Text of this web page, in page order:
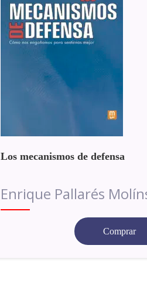
Los mecanismos de defensa
Enrique Pallarés
Comprar